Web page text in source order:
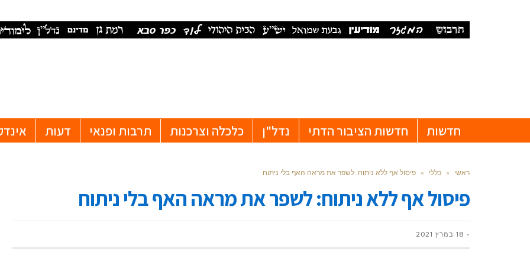
חדשות חדשות הציבור הדתי נדל"ן כלכלה וצרכנות תרבות ופנאי דעות
ראשי » כללי » פיסול אף ללא ניתוח: לשפר את מראה האף בלי ניתוח
פיסול אף ללא ניתוח: לשפר את מראה האף בלי ניתוח
18 במרץ 2021